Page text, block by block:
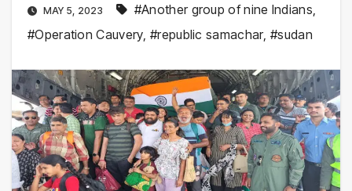
MAY 5, 2023 #Another group of nine Indians
#Operation Cauvery ,#republic samachar,#sudan